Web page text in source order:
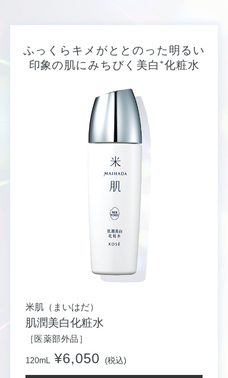
ふっくらキメがととのった明るい
印象の肌にみちびく美白 *化粧水
米肌（まいはだ）
肌潤美白化粧水
［医薬部外品］
120mL ¥6,050 (税込)